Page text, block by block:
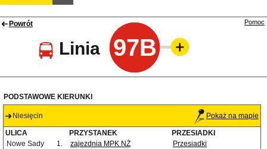
Powrót
Linia 97B
Pomoc
PODSTAWOWE KIERUNKI
Niesięcin Pokaż na mapie
ULICA PRZYSTANEK
PRZESIADKI
Nowe Sady
1. zajezdnia MPK NŻ
Przesiadki